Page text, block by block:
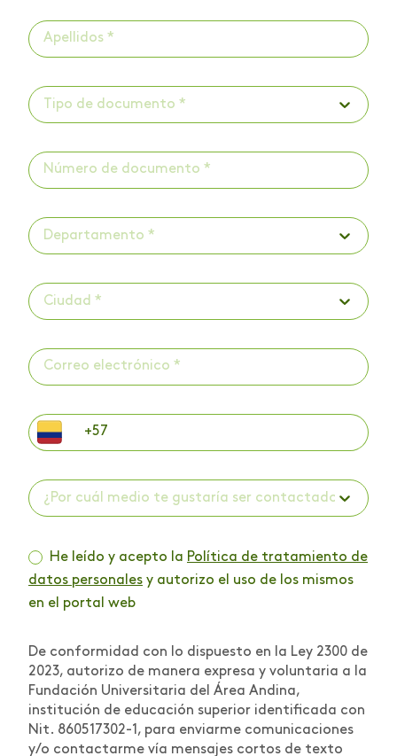
Tipo de documento *
Departamento *
Ciudad *
¿Por cuál medio te gustaría ser contactado? *
He leído y acepto la Política de tratamiento de
datos personales y autorizo el uso de los mismos
en el portal web
De conformidad con lo dispuesto en la Ley 2300 de
2023, autorizo de manera expresa y voluntaria a la
Fundación Universitaria del Área Andina,
institución de educación superior identificada con
Nit. 860517302-1, para enviarme comunicaciones
y/o contactarme vía mensajes cortos de texto